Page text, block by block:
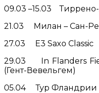
09.03 –15.03
21.03 Милан – Сан-
27.03 E3 Saxo Classic
29.03 In Flanders
(Гент-Вевельгем)
05.04 Тур Фландрии